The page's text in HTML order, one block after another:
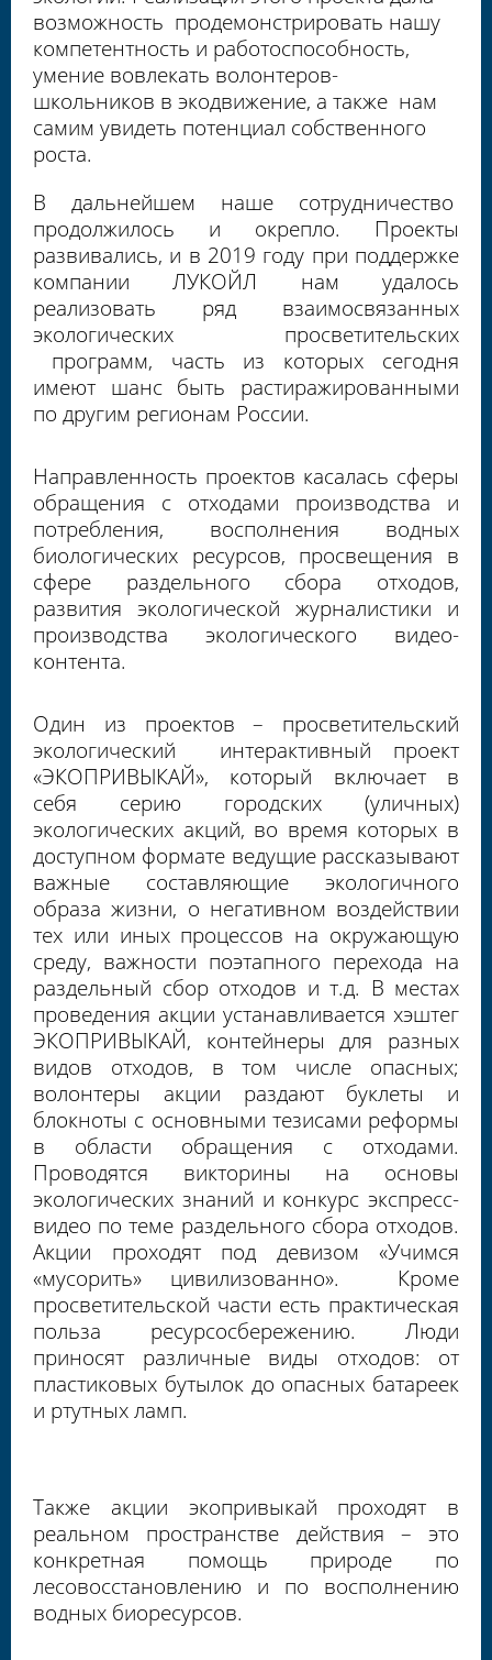
возможность продемонстрировать нашу
компетентность и работоспособность,
умение вовлекать волонтеров-
школьников в экодвижение, а также нам
самим увидеть потенциал собственного
роста.
В дальнейшем наше сотрудничество
продолжилось и окрепло. Проекты
развивались, и в 2019 году при поддержке
компании ЛУКОЙЛ нам удалось
реализовать ряд взаимосвязанных
экологических просветительских
программ, часть из которых сегодня
имеют шанс быть растиражированными
по другим регионам России.
Направленность проектов касалась сферы
обращения с отходами производства и
потребления, восполнения водных
биологических ресурсов, просвещения в
сфере раздельного сбора отходов,
развития экологической журналистики и
производства экологического видео-
контента.
Один из проектов – просветительский
экологический интерактивный проект
«ЭКОПРИВЫКАЙ», который включает в
себя серию городских (уличных)
экологических акций, во время которых в
доступном формате ведущие рассказывают
важные составляющие экологичного
образа жизни, о негативном воздействии
тех или иных процессов на окружающую
среду, важности поэтапного перехода на
раздельный сбор отходов и т.д. В местах
проведения акции устанавливается хэштег
ЭКОПРИВЫКАЙ, контейнеры для разных
видов отходов, в том числе опасных;
волонтеры акции раздают буклеты и
блокноты с основными тезисами реформы
в области обращения с отходами.
Проводятся викторины на основы
экологических знаний и конкурс экспресс-
видео по теме раздельного сбора отходов.
Акции проходят под девизом «Учимся
«мусорить» цивилизованно». Кроме
просветительской части есть практическая
польза ресурсосбережению. Люди
приносят различные виды отходов: от
пластиковых бутылок до опасных батареек
и ртутных ламп.
Также акции экопривыкай проходят в
реальном пространстве действия – это
конкретная помощь природе по
лесовосстановлению и по восполнению
водных биоресурсов.